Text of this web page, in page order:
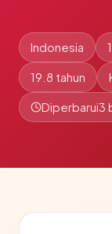
Indonesia
19.8 tahun
Diperbarui3